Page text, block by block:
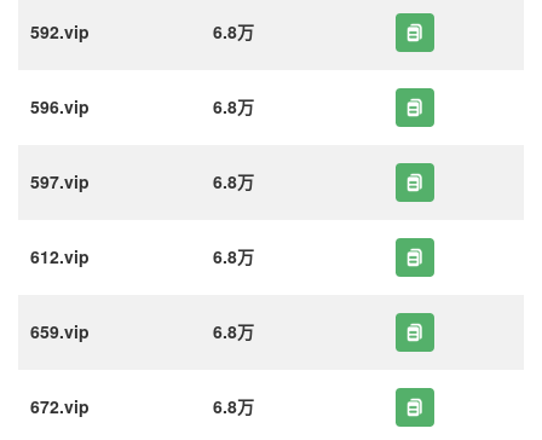
592.vip 6.8万
596.vip 6.8万
597.vip 6.8万
612.vip 6.8万
659.vip 6.8万
672.vip 6.8万